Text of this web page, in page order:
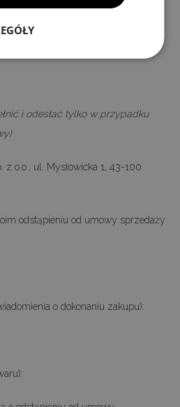
OD UMOWY:
i odesłać tylko w przypadku
z o.o., ul. Mysłowicka 1, 43-100
odstąpieniu od umowy sprzedaży
o dokonaniu zakupu):